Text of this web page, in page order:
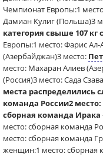
Чемпионат Европы:1
Дамиан Кулиг (Польша)3
категория свыше 107
Европы:1 место: Фарис
(Азербайджан)3 место:
место: Махаран Алиев
(Россия)3 место: Сада
места распределились
команда России2
сборная команда Ирака
место: сборная команда
место: сборная команда
женщин:1 место: сборная